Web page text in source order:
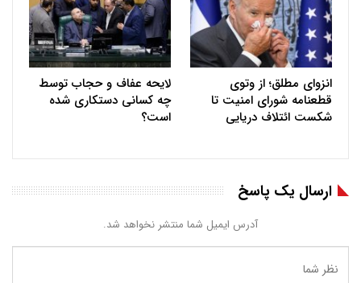
انزوای مطلق؛ از وتوی
قطعنامه شورای امنیت تا
شکست ائتلاف دریایی
لایحه عفاف و حجاب توسط
چه کسانی دستکاری شده
است؟
ارسال یک پاسخ
آدرس ایمیل شما منتشر نخواهد شد.